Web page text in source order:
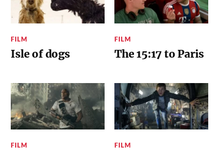
FILM
Isle of dogs
FILM
The 15:17 to Paris
FILM FILM